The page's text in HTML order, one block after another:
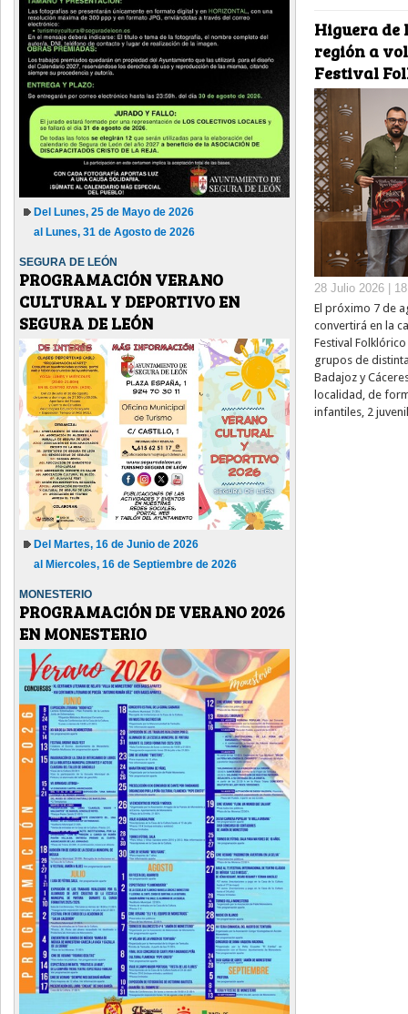
Del Lunes, 25 de Mayo de 2026
al Lunes, 31 de Agosto de 2026
SEGURA DE LEÓN
PROGRAMACIÓN VERANO
CULTURAL Y DEPORTIVO EN
SEGURA DE LEÓN
Del Martes, 16 de Junio de 2026
al Miercoles, 16 de Septiembre de 2026
MONESTERIO
PROGRAMACIÓN DE VERANO 2026
EN MONESTERIO
Higuera de
región a
Festival
28 Julio 2026 |
El próximo 7 de
convertirá en la
Festival
grupos de
Badajoz y
localidad, de
infantiles, 2